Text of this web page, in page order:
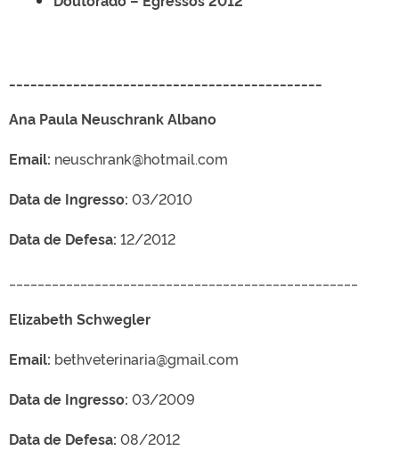
Ana Paula Neuschrank Albano
Email: neuschrank@hotmail.com
Data de Ingresso: 03/2010
Data de Defesa: 12/2012
Elizabeth Schwegler
Email: bethveterinaria@gmail.com
Data de Ingresso: 03/2009
Data de Defesa: 08/2012